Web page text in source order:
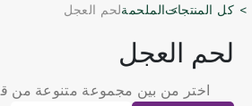
KSA كل المنتجاتالملحمةلحم العجل
لحم العجل
اختر من بين مجموعة متنوعة من